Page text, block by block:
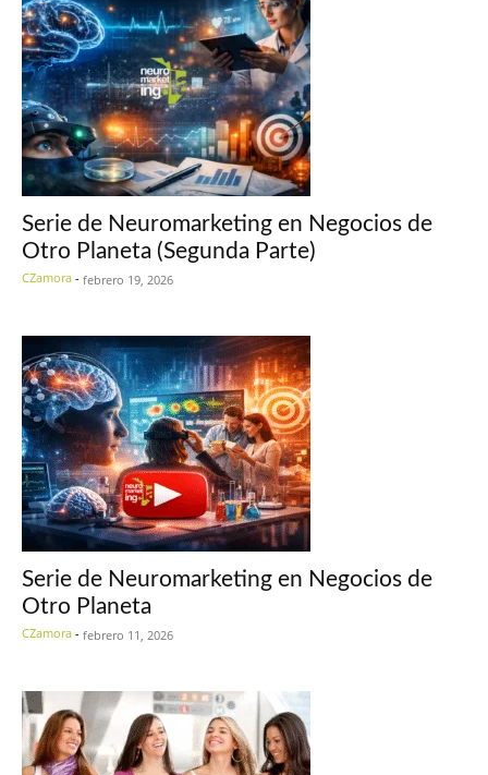
Serie de Neuromarketing en Negocios de
Otro Planeta (Segunda Parte)
CZamora - febrero 19, 2026
Serie de Neuromarketing en Negocios de
Otro Planeta
CZamora - febrero 11, 2026